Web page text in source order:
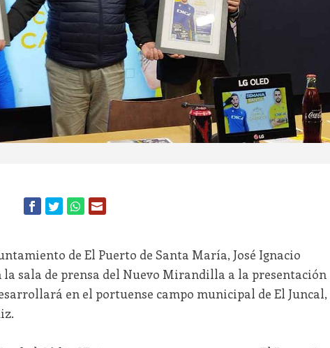
de El Puerto de Santa María, José Ignacio
sala de prensa del Nuevo Mirandilla a la presentación
en el portuense campo municipal de El Juncal,